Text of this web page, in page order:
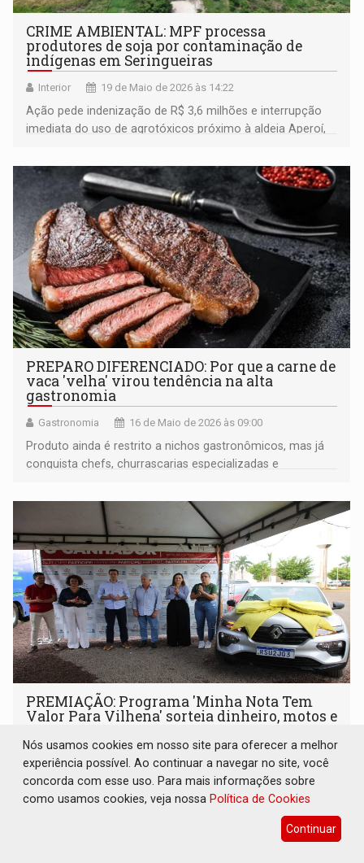
CRIME AMBIENTAL: MPF processa
produtores de soja por contaminação de
indígenas em Seringueiras
Interior 19 de Maio de 2026 às 14:22
Ação pede indenização de R$ 3,6 milhões e interrupção
imediata do uso de agrotóxicos próximo à aldeia Aperoí,
PREPARO DIFERENCIADO: Por que a carne de
vaca 'velha' virou tendência na alta
gastronomia
Gastronomia 16 de Maio de 2026 às 09:00
Produto ainda é restrito a nichos gastronômicos, mas já
conquista chefs, churrascarias especializadas e
PREMIAÇÃO: Programa 'Minha Nota Tem
Valor Para Vilhena' sorteia dinheiro, motos e
Interior 15 de Maio de 2026 às 13:39
A iniciativa busca incentivar a educação fiscal e estimular
a emissão de notas fiscais, fortalecendo a arrecadação
municipal e ampliando a participação da população no
Nós usamos cookies em nosso site para oferecer a melhor
experiência possível. Ao continuar a navegar no site, você
concorda com esse uso. Para mais informações sobre
como usamos cookies, veja nossa Política de Cookies
Continuar